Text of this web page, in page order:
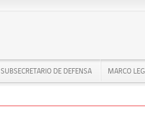
SUBSECRETARIO DE DEFENSA MARCO